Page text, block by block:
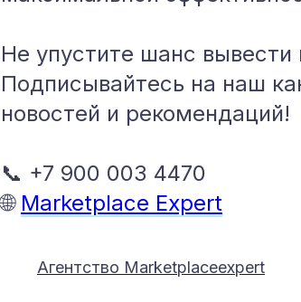
Не упустите шанс
Подписывайтесь на наш
новостей и рекомендаций!
📞 +7 900 003 4470
🌐 Marketplace Expert
Агентство Marketplaceexpert